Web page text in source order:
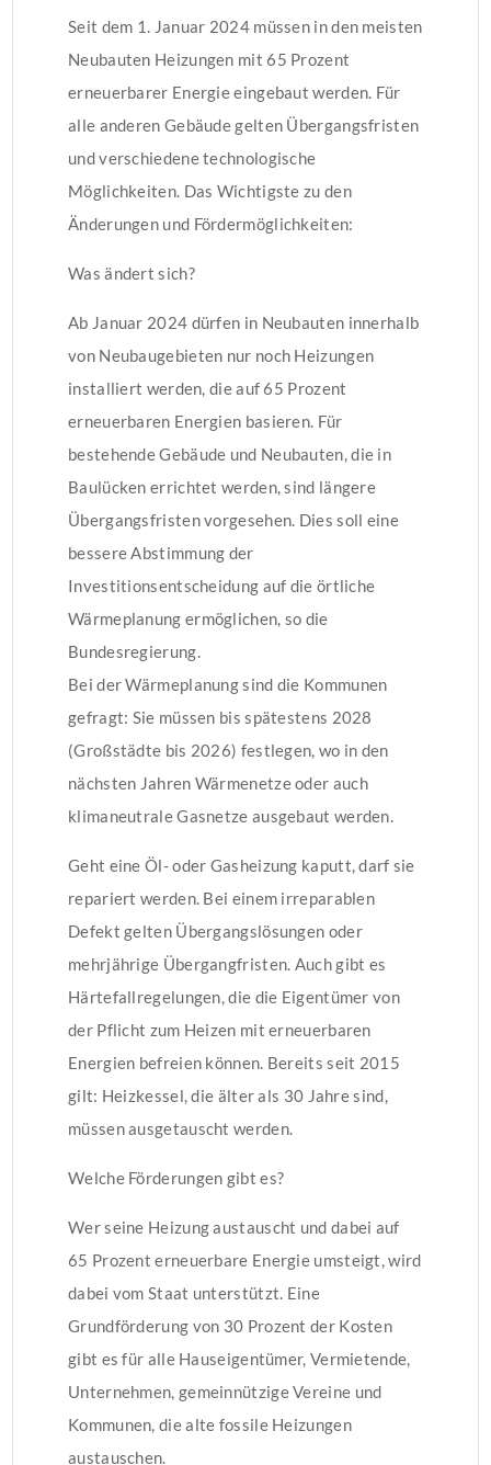
Seit dem 1. Januar 2024 müssen in den meisten
Neubauten Heizungen mit 65 Prozent
erneuerbarer Energie eingebaut werden. Für
alle anderen Gebäude gelten Übergangsfristen
und verschiedene technologische
Möglichkeiten. Das Wichtigste zu den
Änderungen und Fördermöglichkeiten:
Was ändert sich?
Ab Januar 2024 dürfen in Neubauten innerhalb
von Neubaugebieten nur noch Heizungen
installiert werden, die auf 65 Prozent
erneuerbaren Energien basieren. Für
bestehende Gebäude und Neubauten, die in
Baulücken errichtet werden, sind längere
Übergangsfristen vorgesehen. Dies soll eine
bessere Abstimmung der
Investitionsentscheidung auf die örtliche
Wärmeplanung ermöglichen, so die
Bundesregierung.
Bei der Wärmeplanung sind die Kommunen
gefragt: Sie müssen bis spätestens 2028
(Großstädte bis 2026) festlegen, wo in den
nächsten Jahren Wärmenetze oder auch
klimaneutrale Gasnetze ausgebaut werden.
Geht eine Öl- oder Gasheizung kaputt, darf sie
repariert werden. Bei einem irreparablen
Defekt gelten Übergangslösungen oder
mehrjährige Übergangfristen. Auch gibt es
Härtefallregelungen, die die Eigentümer von
der Pflicht zum Heizen mit erneuerbaren
Energien befreien können. Bereits seit 2015
gilt: Heizkessel, die älter als 30 Jahre sind,
müssen ausgetauscht werden.
Welche Förderungen gibt es?
Wer seine Heizung austauscht und dabei auf
65 Prozent erneuerbare Energie umsteigt, wird
dabei vom Staat unterstützt. Eine
Grundförderung von 30 Prozent der Kosten
gibt es für alle Hauseigentümer, Vermietende,
Unternehmen, gemeinnützige Vereine und
Kommunen, die alte fossile Heizungen
austauschen.